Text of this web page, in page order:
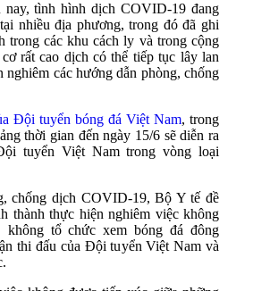
tình hình dịch COVID-19 đang
nhiều địa phương, trong đó đã ghi
trong các khu cách ly và trong cộng
rất cao dịch có thể tiếp tục lây lan
nghiêm các hướng dẫn phòng, chống
Đội tuyển bóng đá Việt Nam, trong
thời gian đến ngày 15/6 sẽ diễn ra
tuyển Việt Nam trong vòng loại
chống dịch COVID-19, Bộ Y tế đề
thành thực hiện nghiêm việc không
không tổ chức xem bóng đá đông
thi đấu của Đội tuyển Việt Nam và